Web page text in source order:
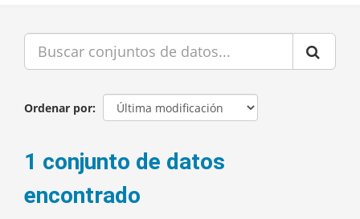
Ordenar por
1 conjunto de datos
encontrado